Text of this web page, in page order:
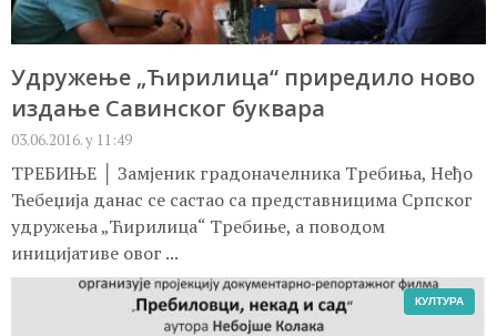
Удружење „Ћирилица“ приредило ново
издање Савинског буквара
03.06.2016. у 11:49
ТРЕБИЊЕ │ Замјеник градоначелника Требиња, Неђо
Ћебеџија данас се састао са представницима Српског
удружења „Ћирилица“ Требиње, а поводом
иницијативе овог ...
КУЛТУРА